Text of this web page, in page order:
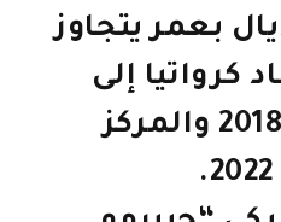
بعمر يتجاوز
كرواتيا إلى
وصافة مونديال 2018 والمركز